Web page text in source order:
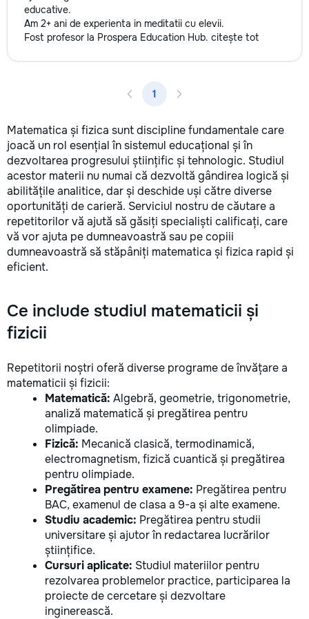
educative.
Am 2+ ani de experienta in meditatii cu elevii.
Fost profesor la Prospera Education Hub. citește tot
1
Matematica și fizica sunt discipline fundamentale care
joacă un rol esențial în sistemul educațional și în
dezvoltarea progresului științific și tehnologic. Studiul
acestor materii nu numai că dezvoltă gândirea logică și
abilitățile analitice, dar și deschide uși către diverse
oportunități de carieră. Serviciul nostru de căutare a
repetitorilor vă ajută să găsiți specialiști calificați, care
vă vor ajuta pe dumneavoastră sau pe copiii
dumneavoastră să stăpâniți matematica și fizica rapid și
eficient.
Ce include studiul matematicii și
fizicii
Repetitorii noștri oferă diverse programe de învățare a
matematicii și fizicii:
Matematică: Algebră, geometrie, trigonometrie,
analiză matematică și pregătirea pentru
olimpiade.
Fizică: Mecanică clasică, termodinamică,
electromagnetism, fizică cuantică și pregătirea
pentru olimpiade.
Pregătirea pentru examene: Pregătirea pentru
BAC, examenul de clasa a 9-a și alte examene.
Studiu academic: Pregătirea pentru studii
universitare și ajutor în redactarea lucrărilor
științifice.
Cursuri aplicate: Studiul materiilor pentru
rezolvarea problemelor practice, participarea la
proiecte de cercetare și dezvoltare
inginerească.